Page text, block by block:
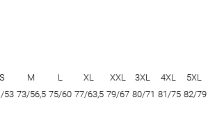
S M L XL XXL 3XL 4XL
5XL
53 73/56,5 75/60 77/63,5 79/67 80/71 81/75 82/79